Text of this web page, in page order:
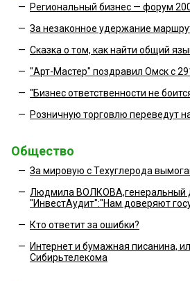
— Региональный бизнес — форум
— За незаконное удержание
— Сказка о том, как найти общий
— "Арт-Мастер" поздравил Омск с
— "Бизнес ответственности не
— Розничную торговлю переведут
Общество
— За мировую с Техуглерода
— Людмила ВОЛКОВА,генеральный
"ИнвестАудит":"Нам доверяют
— Кто ответит за ошибки?
— Интернет и бумажная писанина,
Сибирьтелекома